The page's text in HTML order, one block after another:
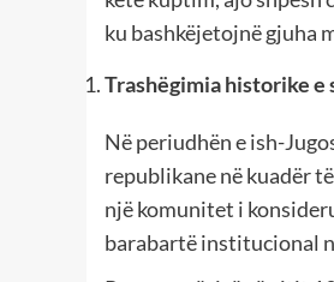
ku bashkëjetojnë gjuha
Trashëgimia historike
Në periudhën e ish-
republikane në kuadër
një komunitet i
barabartë institucional